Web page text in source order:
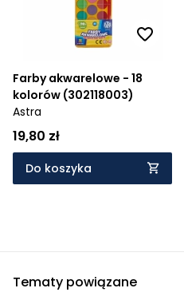
Farby akwarelowe - 18
kolorów (302118003)
Astra
19,80 zł
Do koszyka
Tematy powiązane